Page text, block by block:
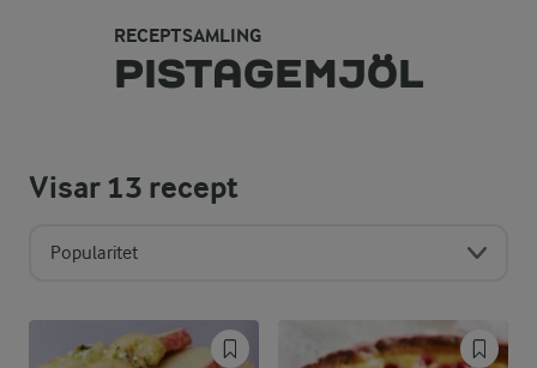
RECEPTSAMLING
PISTAGEMJÖL
Visar13 recept
Popularitet